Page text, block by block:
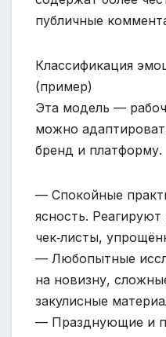
публичные
Классификация
(пример)
Эта модель —
можно
бренд и платформу.
— Спокойные
ясность.
чек‑листы,
— Любопытные
на новизну,
закулисные
— Празднующие и